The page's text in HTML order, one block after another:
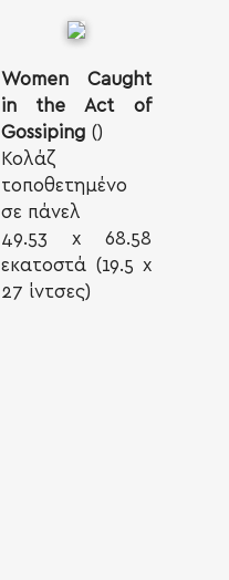
Women Caught
in the Act of
Gossiping()
Κολάζ
τοποθετημένο
σε πάνελ
49.53 x 68.58
εκατοστά (19.5 x
27 ίντσες)